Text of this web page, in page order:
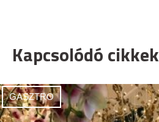
Kapcsolódó cikkek
GASZTRO